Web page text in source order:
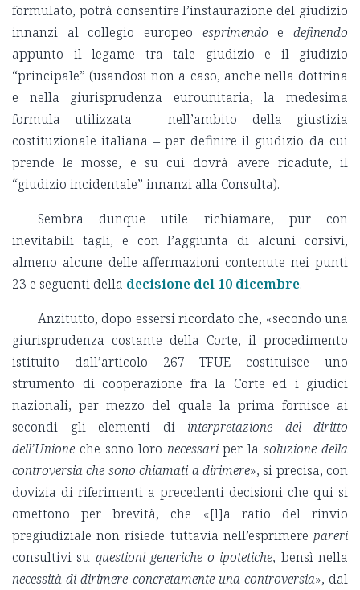
formulato, potrà consentire l’instaurazione del giudizio
innanzi al collegio europeo esprimendo edefinendo
appunto il legame tra tale giudizio e il giudizio
“principale” (usandosi non a caso, anche nella dottrina
e nella giurisprudenza eurounitaria, la medesima
formula utilizzata ‒ nell’ambito della giustizia
costituzionale italiana ‒ per definire il giudizio da cui
prende le mosse, e su cui dovrà avere ricadute, il
“giudizio incidentale” innanzi alla Consulta).
Sembra dunque utile richiamare, pur con
inevitabili tagli, e con l’aggiunta di alcuni corsivi,
almeno alcune delle affermazioni contenute nei punti
23 e seguenti della decisione del 10 dicembre.
Anzitutto, dopo essersi ricordato che, «secondo una
giurisprudenza costante della Corte, il procedimento
istituito dall’articolo 267 TFUE costituisce uno
strumento di cooperazione fra la Corte ed i giudici
nazionali, per mezzo del quale la prima fornisce ai
secondi gli elementi di interpretazione del diritto
dell’Unione che sono loro necessariper lasoluzione della
controversia che sono chiamati a dirimere», si precisa, con
dovizia di riferimenti a precedenti decisioni che qui si
omettono per brevità, che «[l]a ratio del rinvio
pregiudiziale non risiede tuttavia nell’esprimere pareri
consultivi su questioni generiche o ipotetiche, bensì nella
necessità di dirimere concretamente una controversia», dal